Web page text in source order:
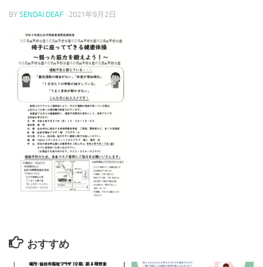
BY SENDAI.DEAF · 2021年9月2日
おすすめ